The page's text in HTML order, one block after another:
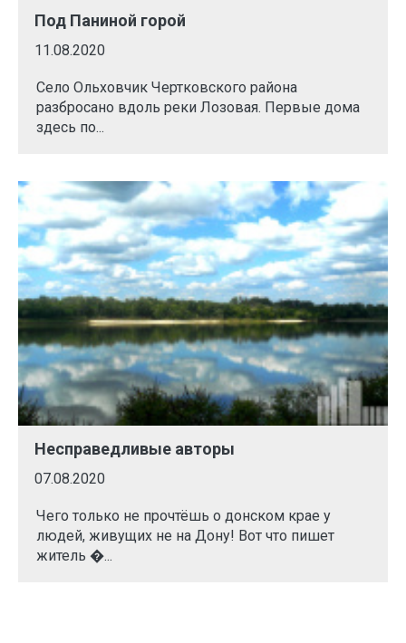
Под Паниной горой
11.08.2020
Село Ольховчик Чертковского района
разбросано вдоль реки Лозовая. Первые дома
здесь по...
Несправедливые авторы
07.08.2020
Чего только не прочтёшь о донском крае у
людей, живущих не на Дону! Вот что пишет
житель �...